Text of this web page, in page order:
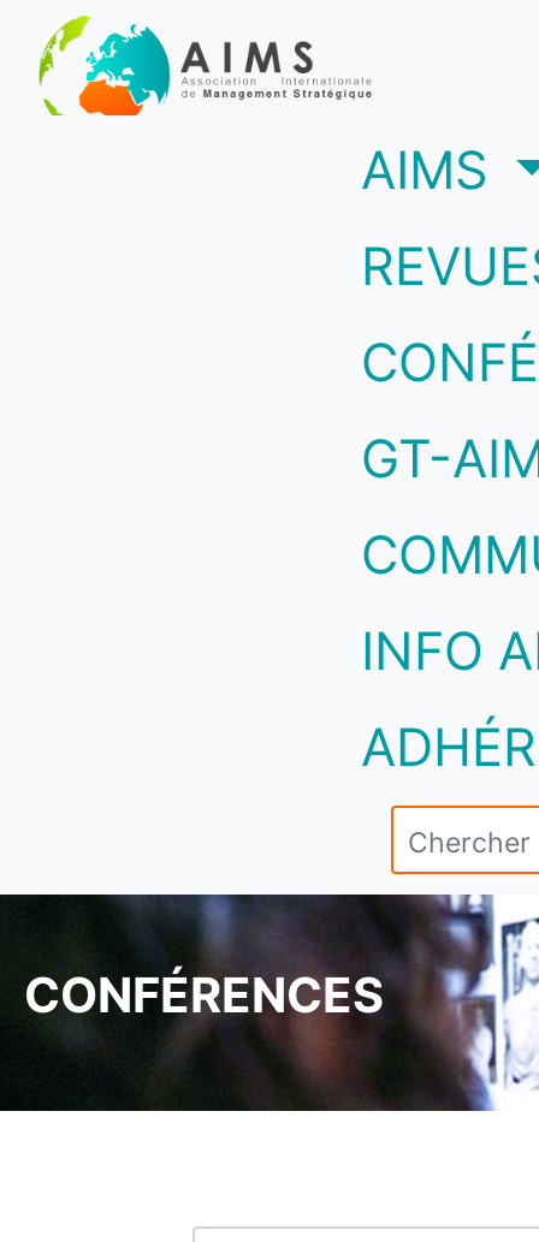
AIMS
GT-
INFO
CONFÉRENCES